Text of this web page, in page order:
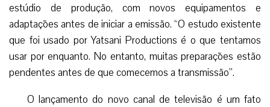
estúdio de produção, com novos equipamentos e
adaptações antes de iniciar a emissão. “O estudo existente
que foi usado por Yatsani Productions é o que tentamos
usar por enquanto. No entanto, muitas preparações estão
pendentes antes de que comecemos a transmissão”.
O lançamento do novo canal de televisão é um fato